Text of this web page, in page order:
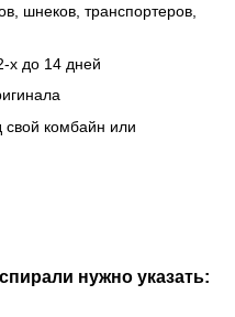
шнеков, транспортеров,
х до 14 дней
комбайн или
нужно указать: